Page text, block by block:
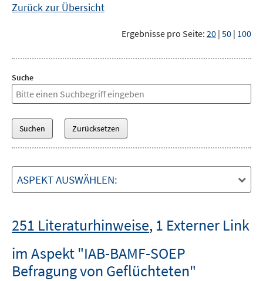
Zurück zur Übersicht
Ergebnisse pro Seite: 20 | 50 | 100
Suche
ASPEKT AUSWÄHLEN:
251 Literaturhinweise, 1 Externer Link
im Aspekt "IAB-BAMF-SOEP
Befragung von Geflüchteten"